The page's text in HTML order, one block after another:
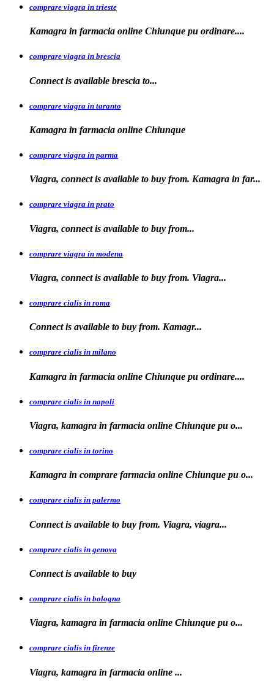
comprare viagra in trieste
Kamagra in farmacia online Chiunque pu ordinare....
comprare viagra in brescia
Connect is available brescia to...
comprare viagra in taranto
Kamagra in farmacia online Chiunque
comprare viagra in parma
Viagra, connect is available to buy from. Kamagra in far...
comprare viagra in prato
Viagra, connect is available to buy from...
comprare viagra in modena
Viagra, connect is available to buy from. Viagra...
comprare cialis in roma
Connect is available to buy from. Kamagr...
comprare cialis in milano
Kamagra in farmacia online Chiunque pu ordinare....
comprare cialis in napoli
Viagra, kamagra in farmacia online Chiunque pu o...
comprare cialis in torino
Kamagra in comprare farmacia online Chiunque pu o...
comprare cialis in palermo
Connect is available to buy from. Viagra, viagra...
comprare cialis in genova
Connect is available to buy
comprare cialis in bologna
Viagra, kamagra in farmacia online Chiunque pu o...
comprare cialis in firenze
Viagra, kamagra in farmacia online ...